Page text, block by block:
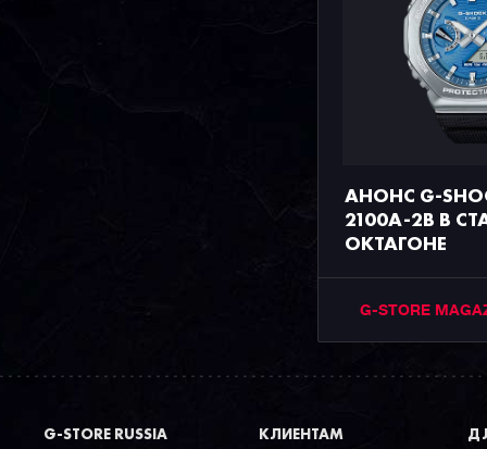
АНОНС G-
2100A-2B В
ОКТАГОНЕ
G-STORE
G-STORE RUSSIA КЛИЕНТАМ